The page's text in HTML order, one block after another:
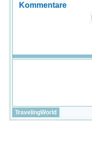
Kommentare
TravelingWorld